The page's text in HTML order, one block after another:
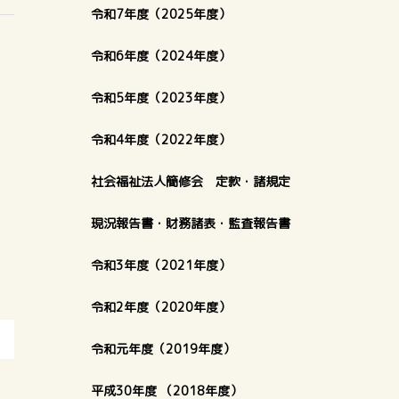
令和7年度（2025年度）
令和6年度（2024年度）
令和5年度（2023年度）
令和4年度（2022年度）
社会福祉法人簡修会 定款・諸規定
現況報告書・財務諸表・監査報告書
令和3年度（2021年度）
令和2年度（2020年度）
令和元年度（2019年度）
平成30年度 （2018年度）